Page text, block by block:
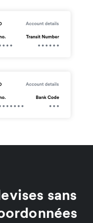
sans